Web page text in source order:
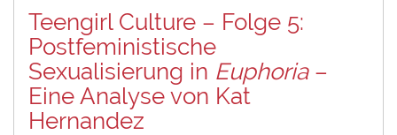
Teengirl Culture – Folge 5:
Postfeministische
Sexualisierung in Euphoria–
Eine Analyse von Kat
Hernandez